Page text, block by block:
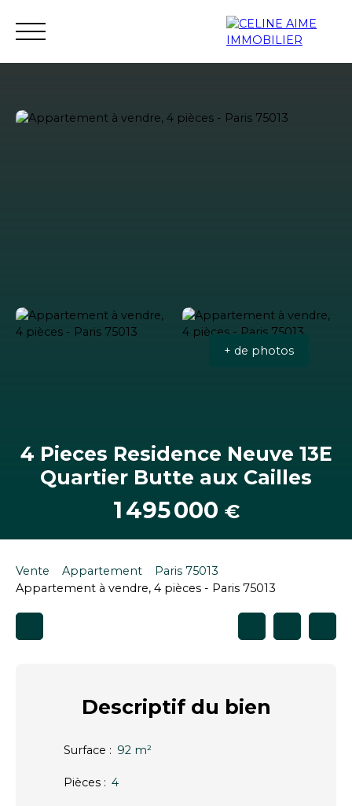
+ de photos
4 Pieces Residence Neuve 13E
Quartier Butte aux Cailles
1 495 000 €
Vente Appartement
Paris 75013
Appartement à vendre, 4 pièces - Paris 75013
Descriptifdu bien
Surface : 92 m²
Pièces : 4